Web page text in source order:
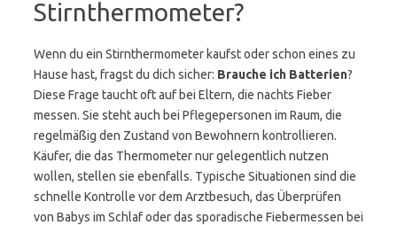
Stirnthermometer?
Wenn du ein Stirnthermometer kaufst oder schon eines zu
Hause hast, fragst du dich sicher: Brauche ich Batterien?
Diese Frage taucht oft auf bei Eltern, die nachts Fieber
messen. Sie steht auch bei Pflegepersonen im Raum, die
regelmäßig den Zustand von Bewohnern kontrollieren.
Käufer, die das Thermometer nur gelegentlich nutzen
wollen, stellen sie ebenfalls. Typische Situationen sind die
schnelle Kontrolle vor dem Arztbesuch, das Überprüfen
von Babys im Schlaf oder das sporadische Fiebermessen bei